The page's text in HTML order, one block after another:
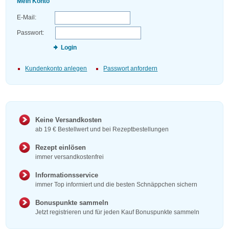
E-Mail:
Passwort:
Login
Kundenkonto anlegen Passwort anfordern
Keine Versandkosten
ab 19 € Bestellwert und bei Rezeptbestellungen
Rezept einlösen
immer versandkostenfrei
Informationsservice
immer Top informiert und die besten Schnäppchen sichern
Bonuspunkte sammeln
Jetzt registrieren und für jeden Kauf Bonuspunkte sammeln